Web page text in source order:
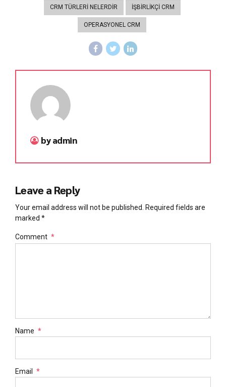
CRM TÜRLERI NELERDIR İŞBIRLIKÇI CRM
OPERASYONEL CRM
by admin
Leave a Reply
Your email address will not be published. Required fields are
marked *
Comment *
Name *
Email *